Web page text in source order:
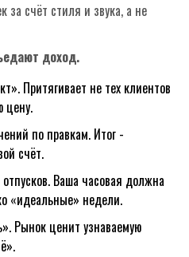
за счёт стиля и звука, а не
доход.
Притягивает не тех клиентов
цену.
по правкам. Итог -
счёт.
Ваша часовая должна
«идеальные» недели.
Рынок ценит узнаваемую